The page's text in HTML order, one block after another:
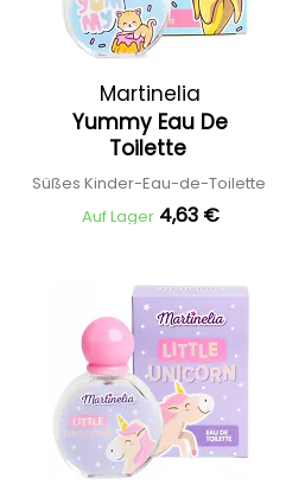
Martinelia
Yummy Eau De
Toilette
Süßes Kinder-Eau-de-Toilette
Auf Lager 4,63 €